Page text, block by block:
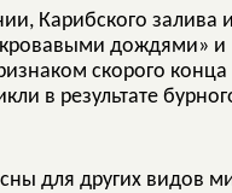
Карибского залива
дождями» и
скорого
в результате
для других видов